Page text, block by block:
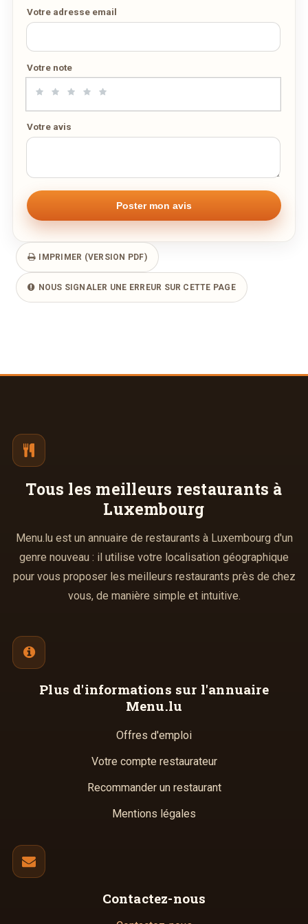
Carte livraison / à emporter
21/04/2020 — 66,59 Ko
Votre adresse email
Votre note
Votre avis
IMPRIMER (VERSION PDF)
NOUS SIGNALER UNE ERREUR SUR CETTE PAGE
Tous les meilleurs restaurants à
Luxembourg
Menu.lu est un annuaire de restaurants à Luxembourg d'un
genre nouveau : il utilise votre localisation géographique
pour vous proposer les meilleurs restaurants près de chez
vous, de manière simple et intuitive.
Plus d'informations sur l'annuaire
Menu.lu
Offres d'emploi
Votre compte restaurateur
Recommander un restaurant
Mentions légales
Contactez-nous